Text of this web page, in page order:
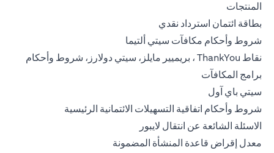
المنتجات
بطاقة ائتمان استرداد نقدي
شروط وأحكام مكافآت سيتي ألتيما
نقاط ThankYou ، بريميير مايلز، سيتي دولارز، شروط وأحكام
برامج المكافآت
سيتي باي آول
شروط وأحكام اتفاقية التسهيلات الائتمانية الرئيسية
الاسئلة الشائعة عن انتقال لايبور
معدل إقراض قاعدة المنشأة المضمونة